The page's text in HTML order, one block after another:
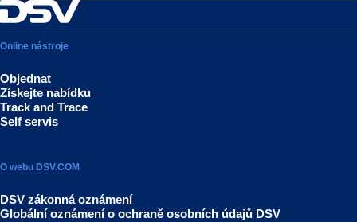
Online nástroje
Objednat
Získejte nabídku
Track and Trace
Self servis
O webu DSV.COM
DSV zákonná oznámení
Globální oznámení o ochraně osobních údajů DSV